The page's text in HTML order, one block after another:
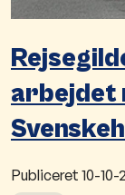
arbejdet
Publiceret 10-10-